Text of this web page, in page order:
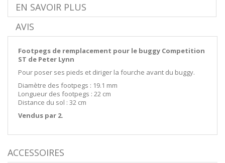
EN SAVOIR PLUS
AVIS
Footpegs de remplacement pour le buggy Competition
ST de Peter Lynn
Pour poser ses pieds et diriger la fourche avant du buggy.
Diamètre des footpegs : 19.1 mm
Longueur des footpegs : 22 cm
Distance du sol : 32 cm
Vendus par 2.
ACCESSOIRES